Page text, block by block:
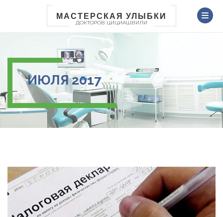
МАСТЕРСКАЯ УЛЫБКИ
ДОКТОРОВ ЦИЦИАШВИЛИ
ИЮЛЯ 2017